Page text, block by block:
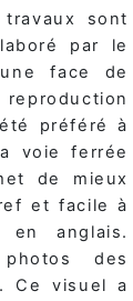
travaux sont
par le
face de
préféré à
voie ferrée
de mieux
et facile à
anglais.
des
Ce visuel a